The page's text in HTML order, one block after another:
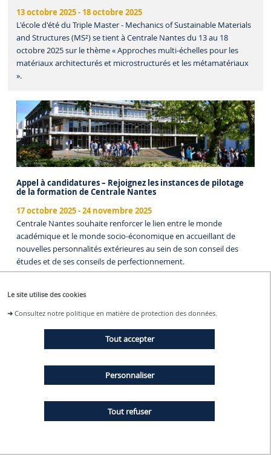
Le site utilise des cookies
➜Consultez notre politique en matière de protection des données.
Tout accepter
Tout refuser
Personnaliser
13 octobre 2025- 18 octobre 2025
L'école d'été du Triple Master - Mechanics of Sustainable Materials
and Structures (MS²) se tient à Centrale Nantes du 13 au 18
octobre 2025 sur le thème « Approches multi-échelles pour les
matériaux architecturés et microstructurés et les métamatériaux
».
Appel à candidatures – Rejoignez les instances de pilotage
de la formation de Centrale Nantes
17 octobre 2025-24 novembre 2025
Centrale Nantes souhaite renforcer le lien entre le monde
académique et le monde socio-économique en accueillant de
nouvelles personnalités extérieures au sein de son conseil des
études et de ses conseils de perfectionnement.
Une nouvelle identité de marque pour l’incubateur de
Centrale Nantes, Audencia et Nantes Université
Centrale Nantes, Audencia et Nantes Université dévoilent
aujourd’hui Kivo, la nouvelle identité de leur incubateur commun.